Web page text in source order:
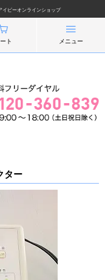
イピーオンラインショップ
ト メニュー
ター